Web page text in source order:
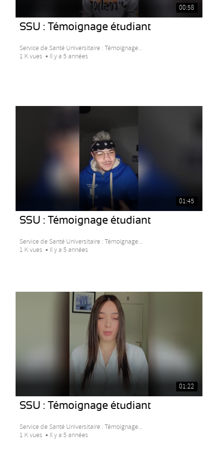
00:58
SSU : Témoignage étudiant
Service de Santé Universitaire : Témoignage...
1 K vues
Il y a 5 années
01:45
SSU : Témoignage étudiant
Service de Santé Universitaire : Témoignage...
1 K vues
Il y a 5 années
01:22
SSU : Témoignage étudiant
Service de Santé Universitaire : Témoignage...
1 K vues
Il y a 5 années